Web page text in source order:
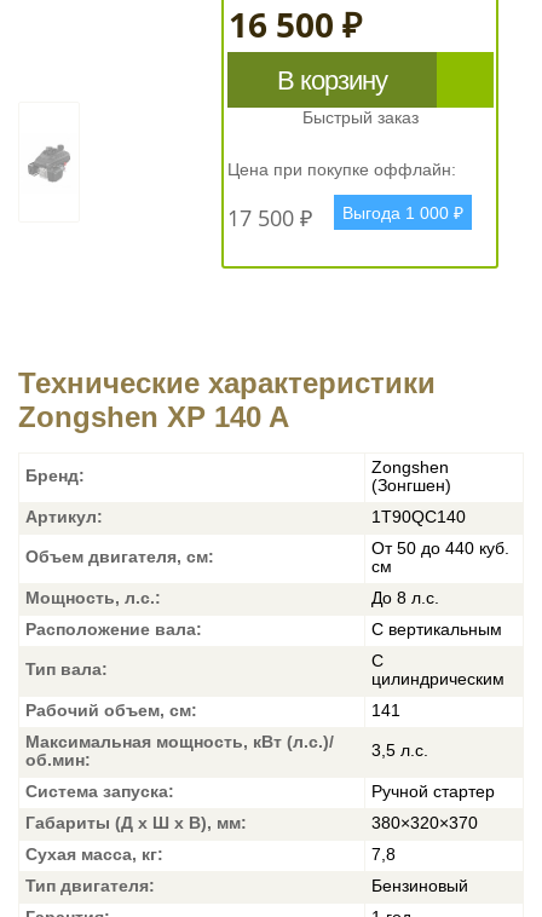
16 500 ₽
В корзину
Быстрый заказ
Цена при покупке оффлайн:
17 500 ₽ Выгода 1 000 ₽
Технические характеристики
Zongshen XP 140 A
Бренд:
Zongshen
(Зонгшен)
Артикул:
1T90QC140
Объем двигателя, см:
От 50 до 440 куб.
см
Мощность, л.с.:
До 8 л.с.
Расположение вала:
С вертикальным
Тип вала:
С
цилиндрическим
Рабочий объем, см:
141
Максимальная мощность, кВт (л.с.)/
об.мин:
3,5 л.с.
Система запуска:
Ручной стартер
Габариты (Д x Ш x В), мм:
380×320×370
Сухая масса, кг:
7,8
Тип двигателя:
Бензиновый